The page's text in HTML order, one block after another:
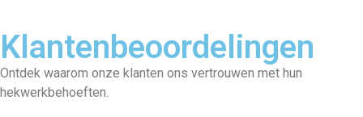
Klantenbeoordelingen
Ontdek waarom onze klanten ons vertrouwen met hun
hekwerkbehoeften.